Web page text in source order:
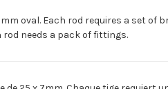
7mm oval. Each rod requires a
needs a pack of fittings.